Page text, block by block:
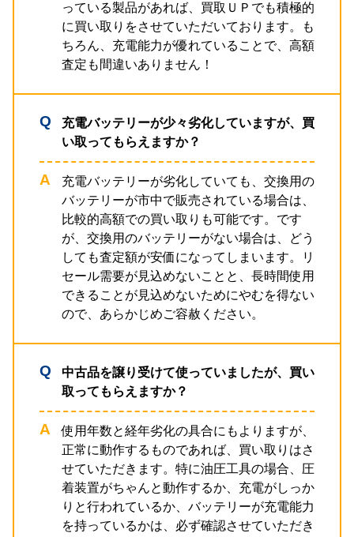
っている製品があれば、買取ＵＰでも積極的
に買い取りをさせていただいております。も
ちろん、充電能力が優れていることで、高額
査定も間違いありません！
充電バッテリーが少々劣化していますが、買
い取ってもらえますか？
充電バッテリーが劣化していても、交換用の
バッテリーが市中で販売されている場合は、
比較的高額での買い取りも可能です。です
が、交換用のバッテリーがない場合は、どう
しても査定額が安価になってしまいます。リ
セール需要が見込めないことと、長時間使用
できることが見込めないためにやむを得ない
ので、あらかじめご容赦ください。
中古品を譲り受けて使っていましたが、買い
取ってもらえますか？
使用年数と経年劣化の具合にもよりますが、
正常に動作するものであれば、買い取りはさ
せていただきます。特に油圧工具の場合、圧
着装置がちゃんと動作するか、充電がしっか
りと行われているか、バッテリーが充電能力
を持っているかは、必ず確認させていただき